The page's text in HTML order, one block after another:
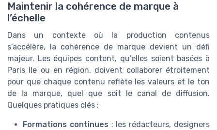
Maintenir la cohérence de marque à
l’échelle
Dans un contexte où la production contenus
s’accélère, la cohérence de marque devient un défi
majeur. Les équipes content, qu’elles soient basées à
Paris Ile ou en région, doivent collaborer étroitement
pour que chaque contenu reflète les valeurs et le ton
de la marque, quel que soit le canal de diffusion.
Quelques pratiques clés :
Formations continues : les rédacteurs, designers